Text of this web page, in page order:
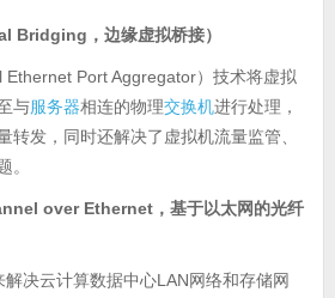
Bridging，边缘虚拟桥接）
Ethernet Port Aggregator）技术将虚拟
与服务器相连的物理交换机进行处理，
转发，同时还解决了虚拟机流量监管、
。
over Ethernet，基于以太网的光纤
决云计算数据中心LAN网络和存储网